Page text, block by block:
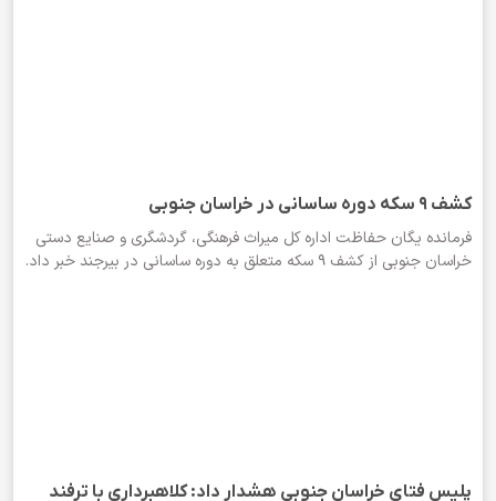
کشف ۹ سکه دوره ساسانی در خراسان جنوبی
فرمانده یگان حفاظت اداره کل میراث فرهنگی، گردشگری و صنایع دستی
خراسان جنوبی از کشف ۹ سکه متعلق به دوره ساسانی در بیرجند خبر داد.
پلیس فتای خراسان جنوبی هشدار داد: کلاهبرداری با ترفند